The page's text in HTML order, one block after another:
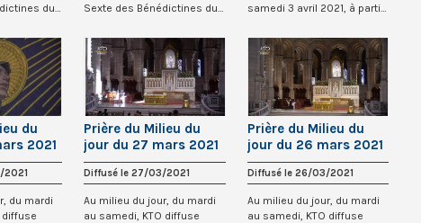
du
Sexte des Bénédictines du
samedi 3 avril 2021, à partir
du
2021
du
de
du mardi
diffuse
Prière du Milieu du
jour du 27 mars 2021
des Bénédictines du
Sacré-Coeur de
Montmartre
Diffusé le 27/03/2021
Au milieu du jour, du mardi
au samedi, KTO diffuse
Prière du Milieu du
jour du 26 mars 2021
des Bénédictines du
Sacré-Coeur de
Montmartre
Diffusé le 26/03/2021
Au milieu du jour, du mardi
au samedi, KTO diffuse